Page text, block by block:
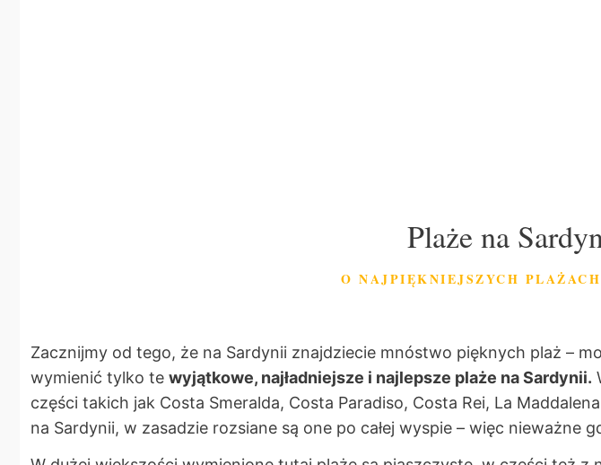
Plaże na
O NAJPIĘKNIEJSZYCH
Zacznijmy od tego, że na Sardynii znajdziecie mnóstwo pięknych plaż –
wymienić tylko te wyjątkowe, najładniejsze i najlepsze plaże na Sardynii.
części takich jak Costa Smeralda, Costa Paradiso, Costa Rei, La
na Sardynii, w zasadzie rozsiane są one po całej wyspie – więc nieważne